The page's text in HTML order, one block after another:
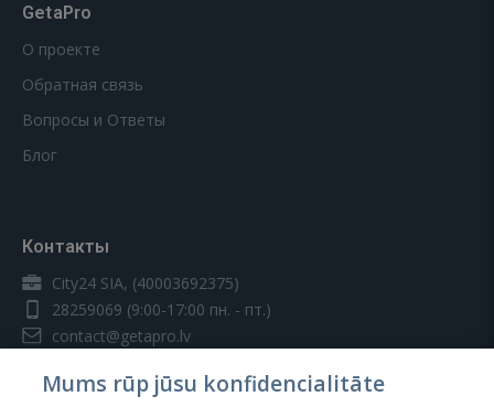
GetaPro
О проекте
Обратная связь
Вопросы и Ответы
Блог
Контакты
City24 SIA, (40003692375)
28259069 (9:00-17:00 пн. - пт.)
contact@getapro.lv
Mums rūp jūsu konfidencialitāte